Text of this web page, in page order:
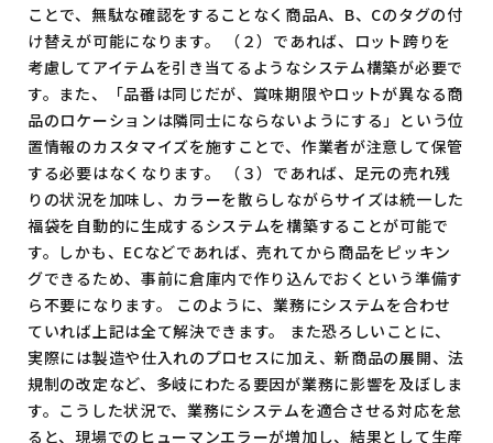
ことで、無駄な確認をすることなく商品A、B、Cのタグの付
け替えが可能になります。 （２）であれば、ロット跨りを
考慮してアイテムを引き当てるようなシステム構築が必要で
す。また、「品番は同じだが、賞味期限やロットが異なる商
品のロケーションは隣同士にならないようにする」という位
置情報のカスタマイズを施すことで、作業者が注意して保管
する必要はなくなります。 （３）であれば、足元の売れ残
りの状況を加味し、カラーを散らしながらサイズは統一した
福袋を自動的に生成するシステムを構築することが可能で
す。しかも、ECなどであれば、売れてから商品をピッキン
グできるため、事前に倉庫内で作り込んでおくという準備す
ら不要になります。 このように、業務にシステムを合わせ
ていれば上記は全て解決できます。 また恐ろしいことに、
実際には製造や仕入れのプロセスに加え、新商品の展開、法
規制の改定など、多岐にわたる要因が業務に影響を及ぼしま
す。こうした状況で、業務にシステムを適合させる対応を怠
ると、現場でのヒューマンエラーが増加し、結果として生産